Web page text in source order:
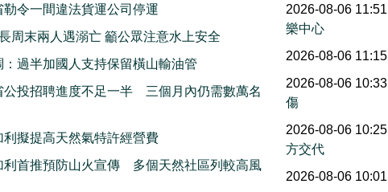
勒令一間違法貨運公司停運
周末兩人遇溺亡 籲公眾注意水上安全
：過半加國人支持保留橫山輸油管
公投招聘進度不足一半 三個月內仍需數萬名
利擬提高天然氣特許經營費
利首推預防山火宣傳 多個天然社區列較高風
2026-08-06 11:51
樂中心
2026-08-06 11:15
2026-08-06 10:33
傷
2026-08-06 10:25
方交代
2026-08-06 10:01